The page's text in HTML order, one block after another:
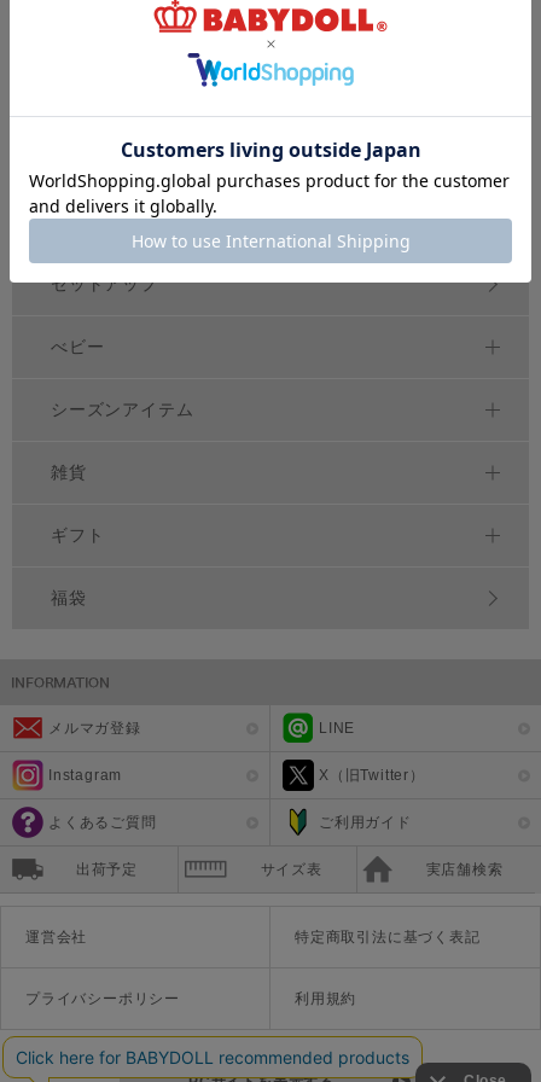
ボトムス
ワンピース
セットアップ
べビー
シーズンアイテム
雑貨
ギフト
福袋
メルマガ登録 LINE
Instagram X（旧Twitter）
よくあるご質問 ご利用ガイド
出荷予定 サイズ表 実店舗検索
運営会社 特定商取引法に基づく表記
プライバシーポリシー 利用規約